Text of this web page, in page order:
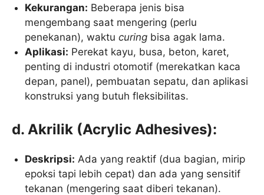
Kekurangan: Beberapa jenis bisa
mengembang saat mengering (perlu
penekanan), waktucuring bisa agak lama.
Aplikasi: Perekat kayu, busa, beton, karet,
penting di industri otomotif (merekatkan kaca
depan, panel), pembuatan sepatu, dan aplikasi
konstruksi yang butuh fleksibilitas.
d. Akrilik (Acrylic Adhesives):
Deskripsi: Ada yang reaktif (dua bagian, mirip
epoksi tapi lebih cepat) dan ada yang sensitif
tekanan (mengering saat diberi tekanan).